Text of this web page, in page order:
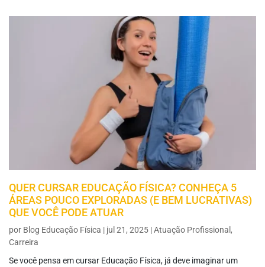
QUER CURSAR EDUCAÇÃO FÍSICA? CONHEÇA 5
ÁREAS POUCO EXPLORADAS (E BEM LUCRATIVAS)
QUE VOCÊ PODE ATUAR
por Blog Educação Física | jul 21, 2025 |Atuação Profissional ,
Carreira
Se você pensa em cursar Educação Física, já deve imaginar um